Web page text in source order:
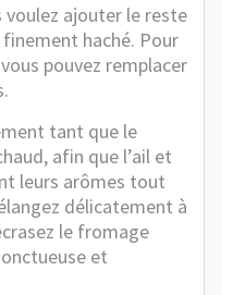
voulez ajouter le reste
haché. Pour
pouvez remplacer
tant que le
afin que l’ail et
leurs arômes tout
délicatement à
le fromage
et